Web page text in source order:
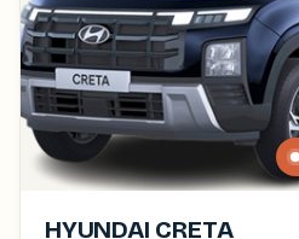
HYUNDAI CRETA